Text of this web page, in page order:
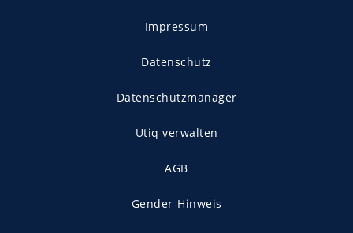
Impressum
Datenschutz
Datenschutzmanager
Utiq verwalten
AGB
Gender-Hinweis